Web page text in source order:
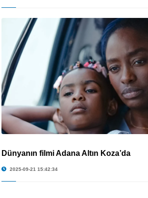
Dünyanın filmi Adana Altın Koza’da
2025-09-21 15:42:34